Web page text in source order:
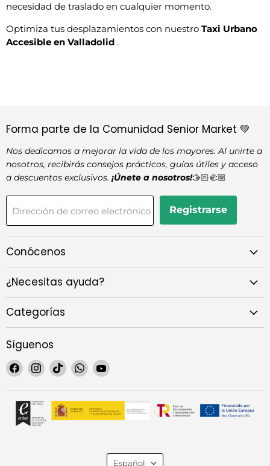
necesidad de traslado en cualquier momento.
Optimiza tus desplazamientos con nuestro Taxi Urbano
Accesible en Valladolid .
Forma parte de la Comunidad Senior Market 💚
Nos dedicamos a mejorar la vida de los mayores. Al unirte a
nosotros, recibirás consejos prácticos, guías útiles y acceso
a descuentos exclusivos. ¡Únete a nosotros!🫱🏻‍🫲🏼
Dirección de correo electrónico Registrarse
Conócenos
¿Necesitas ayuda?
Categorías
Síguenos
Encuéntrenos
en
Facebook
Encuéntrenos
en
Instagram
Encuéntrenos
en
TikTok
Encuéntrenos
en
WhatsApp
Encuéntrenos
YouTube
Idioma
Español